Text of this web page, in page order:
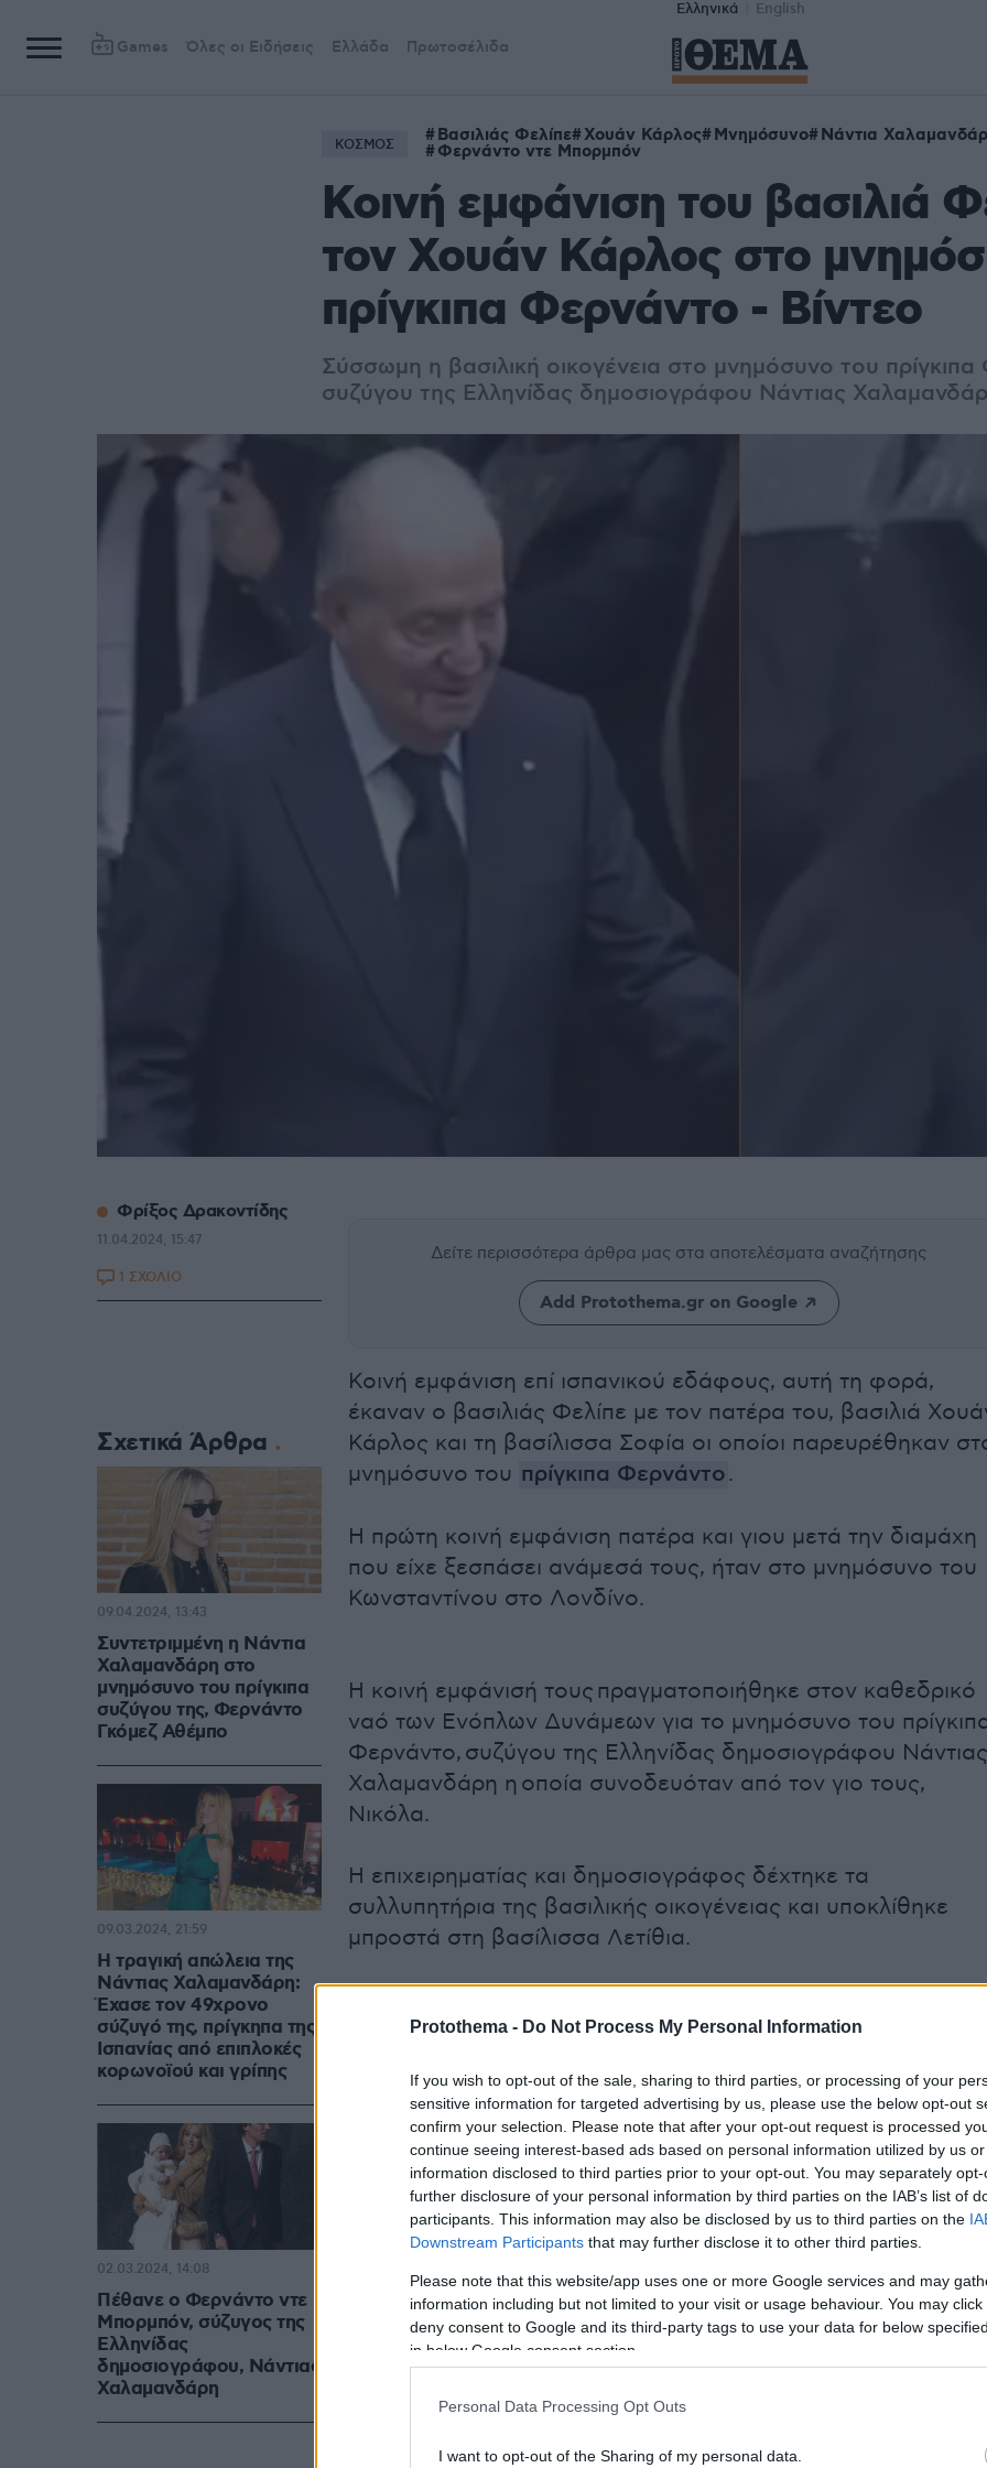
Protothema - Do Not Process My Personal Information
If you wish to opt-out of the sale, sharing to third parties, or processing of your
sensitive information for targeted advertising by us, please use the below opt-out
confirm your selection. Please note that after your opt-out request is processed
continue seeing interest-based ads based on personal information utilized by us
information disclosed to third parties prior to your opt-out. You may separately
further disclosure of your personal information by third parties on the IAB’s list of
participants. This information may also be disclosed by us to third parties on the
Downstream Participants that may further disclose it to other third parties.
Please note that this website/app uses one or more Google services and may
information including but not limited to your visit or usage behaviour. You may
deny consent to Google and its third-party tags to use your data for below
in below Google consent section.
Personal Data Processing Opt Outs
I want to opt-out of the Sharing of my personal data.
Ελληνικά English
Games Όλες οι Ειδήσεις Ελλάδα Πρωτοσέλιδα
ΚΟΣΜΟΣ Βασιλιάς Φελίπε Χουάν Κάρλος Μνημόσυνο Νάντια
Φερνάντο ντε Μπορμπόν
Κοινή εμφάνιση του βασιλιά
τον Χουάν Κάρλος στο
πρίγκιπα Φερνάντο - Βίντεο
Σύσσωμη η βασιλική οικογένεια στο μνημόσυνο του
συζύγου της Ελληνίδας δημοσιογράφου Νάντιας
Δείτε περισσότερα άρθρα μας στα αποτελέσματα αναζήτησης
Add Protothema.gr on Google
Κοινή εμφάνιση επί ισπανικού εδάφους, αυτή τη φορά,
έκαναν ο βασιλιάς Φελίπε με τον πατέρα του, βασιλιά
Κάρλος και τη βασίλισσα Σοφία οι οποίοι παρευρέθηκαν
μνημόσυνο του πρίγκιπα Φερνάντο.
Η πρώτη κοινή εμφάνιση πατέρα και γιου μετά την διαμάχη
που είχε ξεσπάσει ανάμεσά τους, ήταν στο μνημόσυνο του
Κωνσταντίνου στο Λονδίνο.
Η κοινή εμφάνισή τους πραγματοποιήθηκε στον καθεδρικό
ναό των Ενόπλων Δυνάμεων για το μνημόσυνο του
Φερνάντο, συζύγου της Ελληνίδας δημοσιογράφου Νάντιας
Χαλαμανδάρη η οποία συνοδευόταν από τον γιο τους,
Νικόλα.
Η επιχειρηματίας και δημοσιογράφος δέχτηκε τα
συλλυπητήρια της βασιλικής οικογένειας και υποκλίθηκε
μπροστά στη βασίλισσα Λετίθια.
Φρίξος Δρακοντίδης
11.04.2024, 15:47
1 ΣΧΟΛΙΟ
Σχετικά Άρθρα
Συντετριμμένη η Νάντια
Χαλαμανδάρη στο
μνημόσυνο του πρίγκιπα
συζύγου της, Φερνάντο
Γκόμεζ Αθέμπο
09.04.2024, 13:43
H τραγική απώλεια της
Νάντιας Χαλαμανδάρη:
Έχασε τον 49χρονο
σύζυγό της, πρίγκηπα της
Ισπανίας από επιπλοκές
κορωνοϊού και γρίπης
09.03.2024, 21:59
Πέθανε ο Φερνάντο ντε
Μπορμπόν, σύζυγος της
Ελληνίδας
δημοσιογράφου, Νάντιας
Χαλαμανδάρη
02.03.2024, 14:08